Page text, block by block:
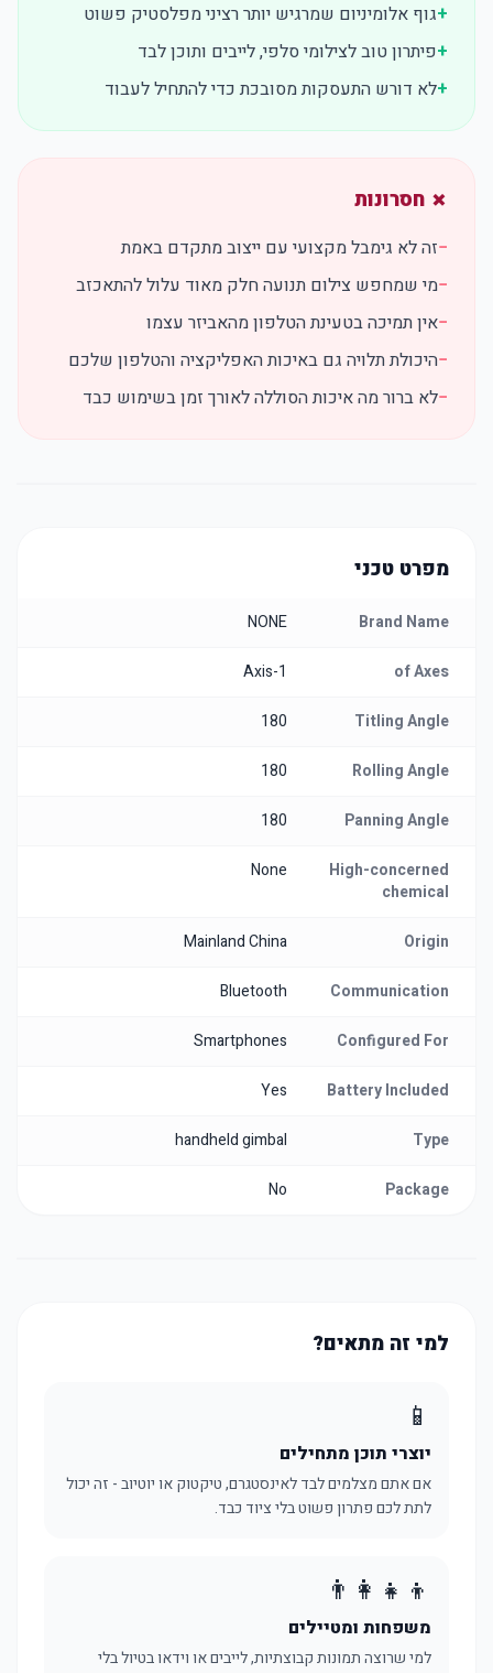
+גוף אלומיניום שמרגיש יותר רציני מפלסטיק פשוט
+פיתרון טוב לצילומי סלפי, לייבים ותוכן לבד
+לא דורש התעסקות מסובכת כדי להתחיל לעבוד
✗ חסרונות
−זה לא גימבל מקצועי עם ייצוב מתקדם באמת
−מי שמחפש צילום תנועה חלק מאוד עלול להתאכזב
−אין תמיכה בטעינת הטלפון מהאביזר עצמו
−היכולת תלויה גם באיכות האפליקציה והטלפון שלכם
−לא ברור מה איכות הסוללה לאורך זמן בשימוש כבד
מפרט טכני
Brand Name
NONE
of Axes
1-Axis
Titling Angle
180
Rolling Angle
180
Panning Angle
180
High-concerned
chemical
None
Origin
Mainland China
Communication
Bluetooth
Configured For
Smartphones
Battery Included
Yes
Type
handheld gimbal
Package
No
למי זה מתאים?
📱
יוצרי תוכן מתחילים
אם אתם מצלמים לבד לאינסטגרם, טיקטוק או יוטיוב - זה יכול
לתת לכם פתרון פשוט בלי ציוד כבד.
👨‍👩‍👧‍👦
משפחות ומטיילים
למי שרוצה תמונות קבוצתיות, לייבים או וידאו בטיול בלי